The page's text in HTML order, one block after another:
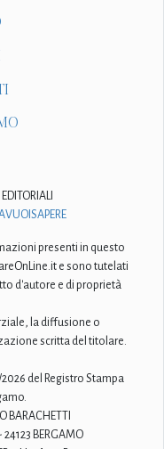
presenti in questo
e sono tutelati
d'autore e di proprietà
la diffusione o
scritta del titolare.
del Registro Stampa
BARACHETTI
24123 BERGAMO